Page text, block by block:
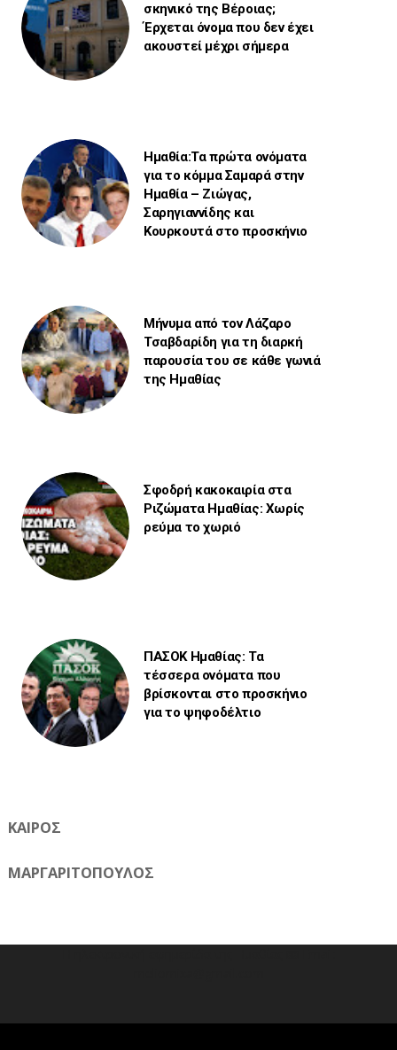
σκηνικό της Βέροιας;
Έρχεται όνομα που δεν έχει
ακουστεί μέχρι σήμερα
Ημαθία:Τα πρώτα ονόματα
για το κόμμα Σαμαρά στην
Ημαθία – Ζιώγας,
Σαρηγιαννίδης και
Κουρκουτά στο προσκήνιο
Μήνυμα από τον Λάζαρο
Τσαβδαρίδη για τη διαρκή
παρουσία του σε κάθε γωνιά
της Ημαθίας
Σφοδρή κακοκαιρία στα
Ριζώματα Ημαθίας: Χωρίς
ρεύμα το χωριό
ΠΑΣΟΚ Ημαθίας: Τα
τέσσερα ονόματα που
βρίσκονται στο προσκήνιο
για το ψηφοδέλτιο
ΚΑΙΡΟΣ
ΜΑΡΓΑΡΙΤΟΠΟΥΛΟΣ